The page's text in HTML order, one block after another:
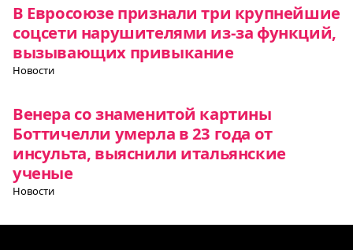
В Евросоюзе признали три крупнейшие
соцсети нарушителями из-за функций,
вызывающих привыкание
Новости
Венера со знаменитой картины
Боттичелли умерла в 23 года от
инсульта, выяснили итальянские
ученые
Новости